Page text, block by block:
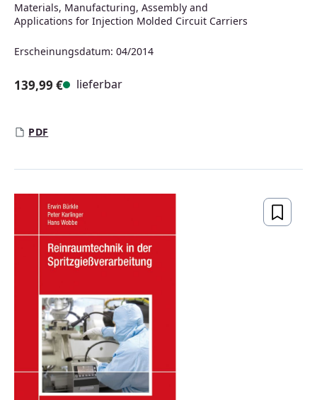
Materials, Manufacturing, Assembly and
Applications for Injection Molded Circuit Carriers
Erscheinungsdatum: 04/2014
139,99 € lieferbar
PDF